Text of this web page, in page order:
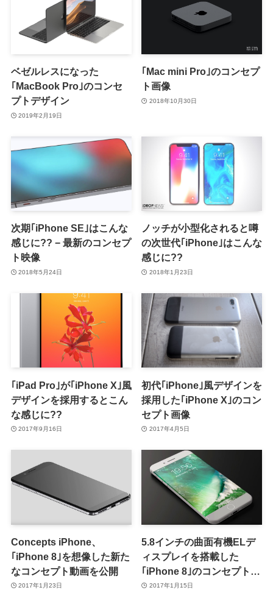
ベゼルレスになった
｢MacBook Pro｣のコンセ
プトデザイン
2019年2月19日
｢Mac mini Pro｣のコンセプ
ト画像
2018年10月30日
次期｢iPhone SE｣はこんな
感じに?? − 最新のコンセプ
ト映像
2018年5月24日
ノッチが小型化されると噂
の次世代｢iPhone｣はこんな
感じに??
2018年1月23日
｢iPad Pro｣が｢iPhone X｣風
デザインを採用するとこん
な感じに??
2017年9月16日
初代｢iPhone｣風デザインを
採用した｢iPhone X｣のコン
セプト画像
2017年4月5日
Concepts iPhone、
｢iPhone 8｣を想像した新た
なコンセプト動画を公開
2017年1月23日
5.8インチの曲面有機ELデ
ィスプレイを搭載した
｢iPhone 8｣のコンセプト映
像2017年1月15日